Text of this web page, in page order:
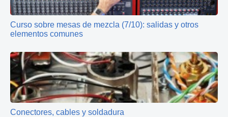
Curso sobre mesas de mezcla (7/10): salidas y otros
elementos comunes
Conectores, cables y soldadura